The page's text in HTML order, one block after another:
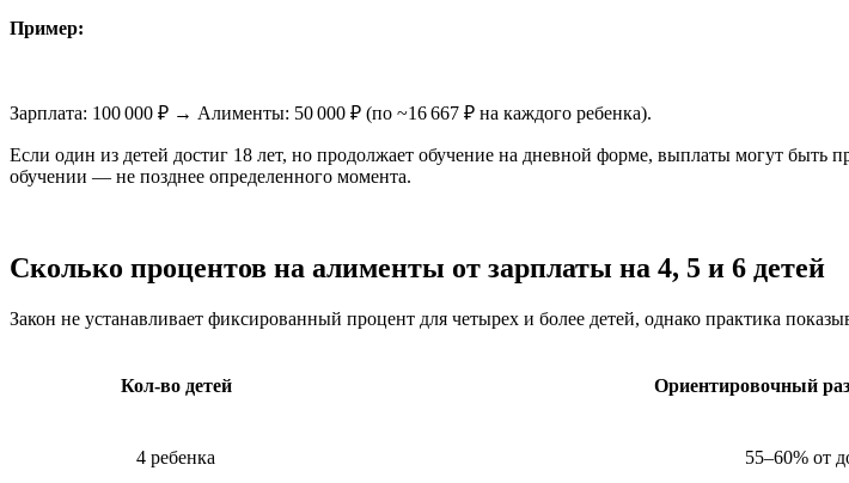
Пример:
Зарплата: 100 000 ₽ → Алименты: 50 000 ₽ (по ~16 667 ₽ на каждого ребенка).
Если один из детей достиг 18 лет, но продолжает обучение на дневной форме, выплаты могут
обучении — не позднее определенного момента.
Сколько процентов на алименты от зарплаты на 4, 5 и 6 детей
Закон не устанавливает фиксированный процент для четырех и более детей, однако практика
Кол-во детей Ориентировочный
4 ребенка 55–60% от